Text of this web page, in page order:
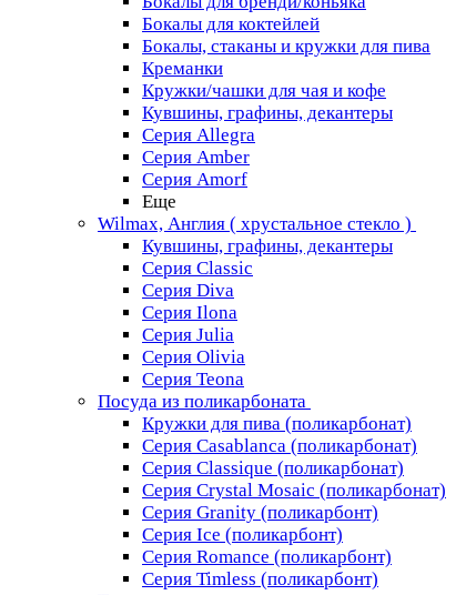
Бокалы для коктейлей
Бокалы, стаканы и кружки для пива
Креманки
Кружки/чашки для чая и кофе
Кувшины, графины, декантеры
Серия Allegra
Серия Amber
Серия Amorf
Еще
Wilmax, Англия ( хрустальное стекло )
Кувшины, графины, декантеры
Серия Classic
Серия Diva
Серия Ilona
Серия Julia
Серия Olivia
Серия Teona
Посуда из поликарбоната
Кружки для пива (поликарбонат)
Серия Casablanсa (поликарбонат)
Серия Classique (поликарбонат)
Серия Crystal Mosaic (поликарбонат)
Серия Granity (поликарбонт)
Серия Ice (поликарбонт)
Серия Romance (поликарбонт)
Серия Timless (поликарбонт)